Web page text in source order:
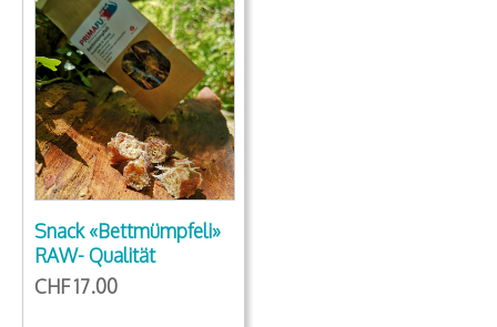
Snack «Bettmümpfeli»
RAW- Qualität
CHF 17.00